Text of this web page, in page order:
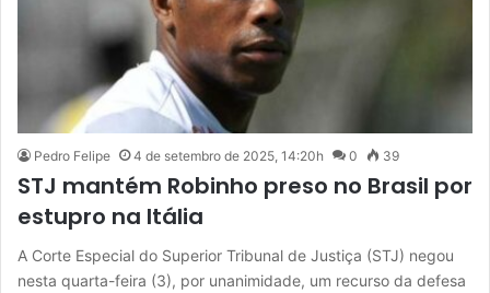
Pedro Felipe 4 de setembro de 2025, 14:20h 0 39
STJ mantém Robinho preso no Brasil por
estupro na Itália
A Corte Especial do Superior Tribunal de Justiça (STJ) negou
nesta quarta-feira (3), por unanimidade, um recurso da defesa